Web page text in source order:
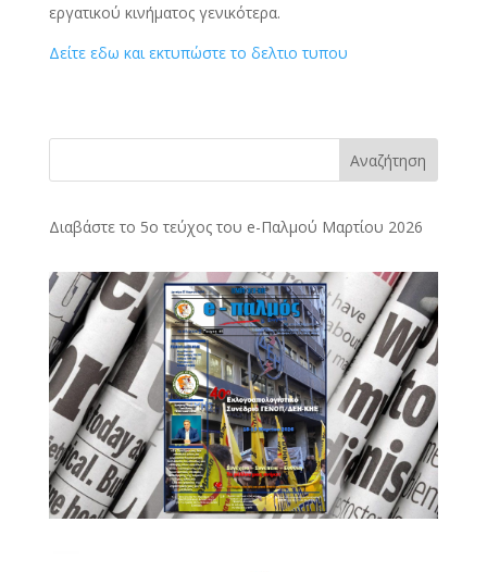
εργατικού κινήματος γενικότερα.
Δείτε εδω και εκτυπώστε το δελτιο τυπου
Αναζήτηση
Διαβάστε το 5ο τεύχος του e-Παλμού Μαρτίου 2026